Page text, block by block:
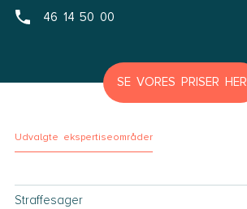
46 14 50 00
SE VORES PRISER HER
Udvalgte ekspertiseområder
Straffesager